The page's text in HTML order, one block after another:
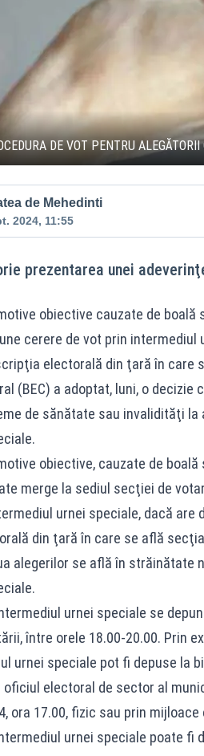
DE VOT PENTRU
de Mehedinti
2024, 11:55
prezentarea unei
obiective cauzate de
cerere de vot prin intermediul
electorală din ţară în care
(BEC) a adoptat, luni, o
de sănătate sau invalidităţi la
obiective, cauzate de
merge la sediul secţiei de
urnei speciale, dacă are
din ţară în care se află
alegerilor se află în străinătate
urnei speciale se
între orele 18.00-20.00. Prin
urnei speciale pot fi depuse la
oficiul electoral de sector al
ora 17.00, fizic sau prin
urnei speciale poate fi